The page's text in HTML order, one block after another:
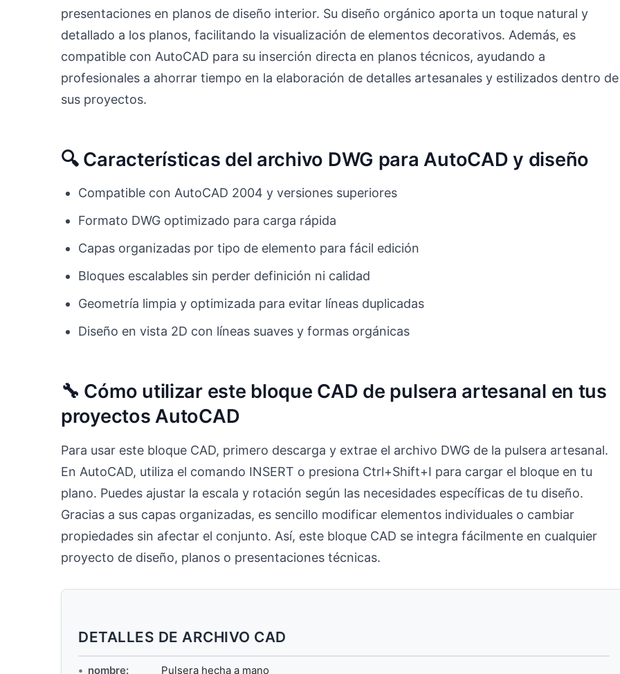
presentaciones en planos de diseño interior. Su diseño orgánico aporta un toque natural y
detallado a los planos, facilitando la visualización de elementos decorativos. Además, es
compatible con AutoCAD para su inserción directa en planos técnicos, ayudando a
profesionales a ahorrar tiempo en la elaboración de detalles artesanales y estilizados dentro de
sus proyectos.
🔍 Características del archivo DWG para AutoCAD y diseño
Compatible con AutoCAD 2004 y versiones superiores
Formato DWG optimizado para carga rápida
Capas organizadas por tipo de elemento para fácil edición
Bloques escalables sin perder definición ni calidad
Geometría limpia y optimizada para evitar líneas duplicadas
Diseño en vista 2D con líneas suaves y formas orgánicas
🔧 Cómo utilizar este bloque CAD de pulsera artesanal en tus
proyectos AutoCAD
Para usar este bloque CAD, primero descarga y extrae el archivo DWG de la pulsera artesanal.
En AutoCAD, utiliza el comando INSERT o presiona Ctrl+Shift+I para cargar el bloque en tu
plano. Puedes ajustar la escala y rotación según las necesidades específicas de tu diseño.
Gracias a sus capas organizadas, es sencillo modificar elementos individuales o cambiar
propiedades sin afectar el conjunto. Así, este bloque CAD se integra fácilmente en cualquier
proyecto de diseño, planos o presentaciones técnicas.
DETALLES DE ARCHIVO CAD
nombre: Pulsera hecha a mano